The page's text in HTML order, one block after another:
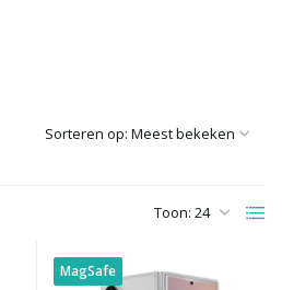
Toon:
Sorteren op:
MagSafe